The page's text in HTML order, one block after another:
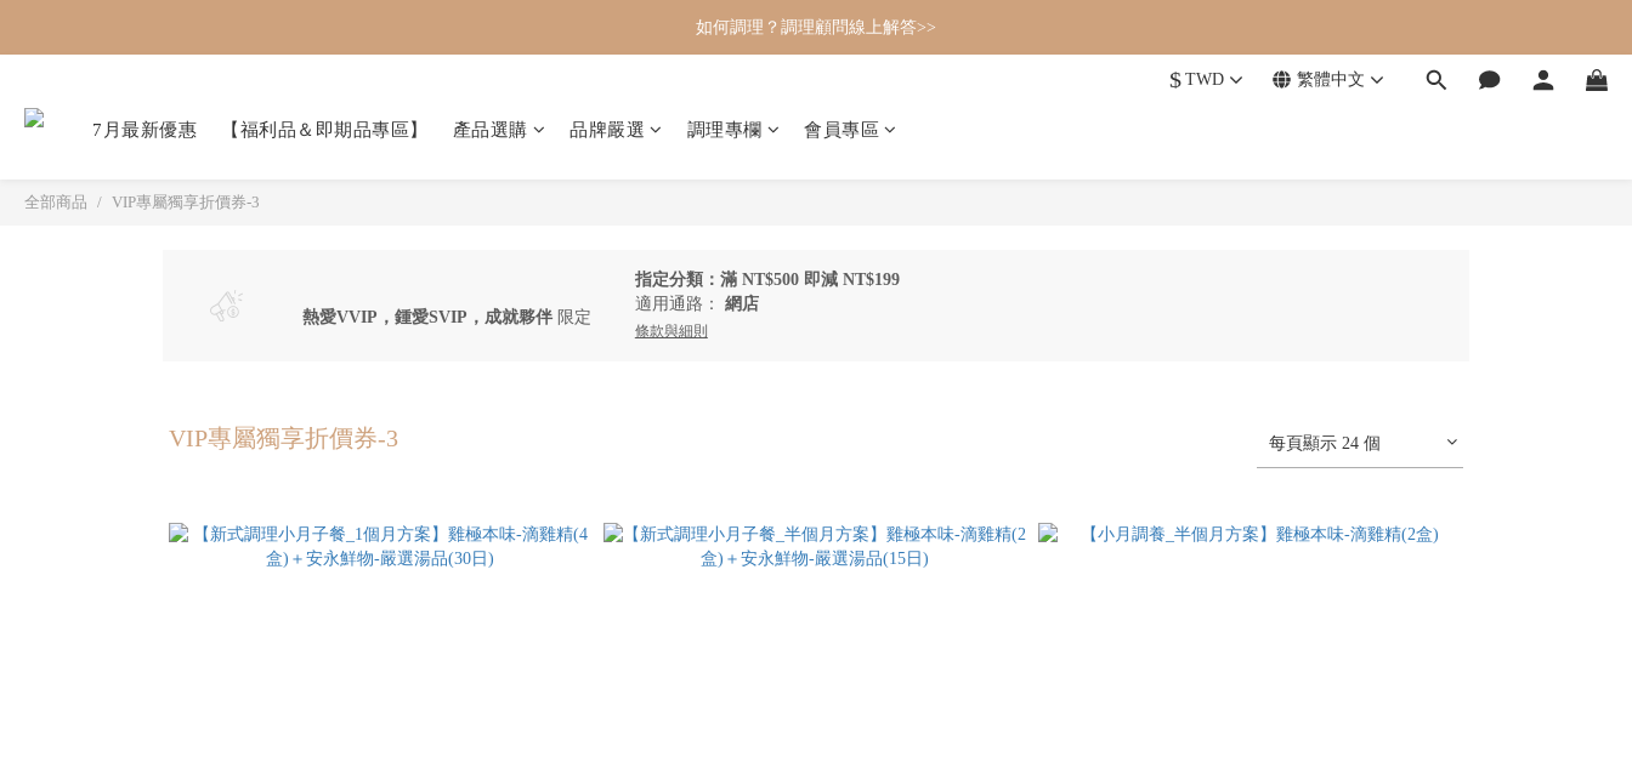
如何調理？調理顧問線上解答>>
$ TWD 繁體中文
7月最新優惠 【福利品＆即期品專區】 產品選購 品牌嚴選 調理專欄 會員專區
全部商品 VIP專屬獨享折價券-3
熱愛VVIP，鍾愛SVIP，成就夥伴 限定
指定分類：滿 NT$500 即減 NT$199
適用通路： 網店
條款與細則
VIP專屬獨享折價券-3 每頁顯示 24 個